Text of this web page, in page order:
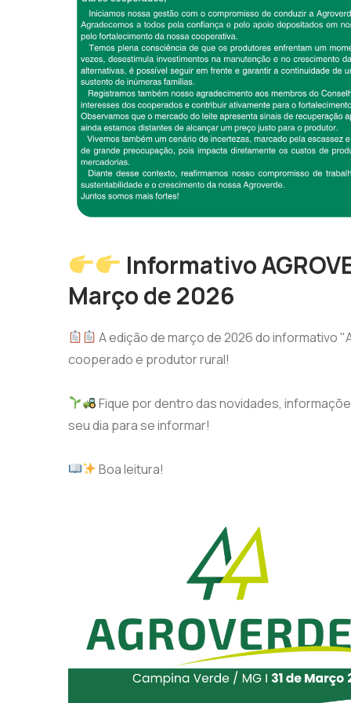
Informativo
Março de 2026
A edição de março de 2026 do informativo
cooperado e produtor rural!
Fique por dentro das novidades,
seu dia para se informar!
Boa leitura!